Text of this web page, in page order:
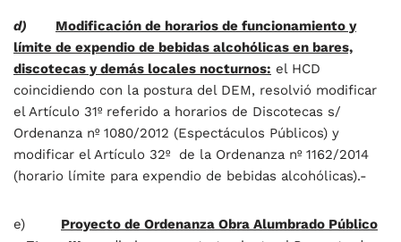
d) Modificación de horarios de funcionamiento y
límite de expendio de bebidas alcohólicas en bares,
discotecas y demás locales nocturnos: el HCD
coincidiendo con la postura del DEM, resolvió modificar
el Artículo 31º referido a horarios de Discotecas s/
Ordenanza nº 1080/2012 (Espectáculos Públicos) y
modificar el Artículo 32º de la Ordenanza nº 1162/2014
(horario límite para expendio de bebidas alcohólicas).-
e) Proyecto de Ordenanza Obra Alumbrado Público